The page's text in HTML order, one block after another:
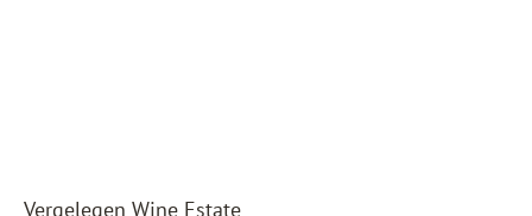
Vergelegen Wine Estate